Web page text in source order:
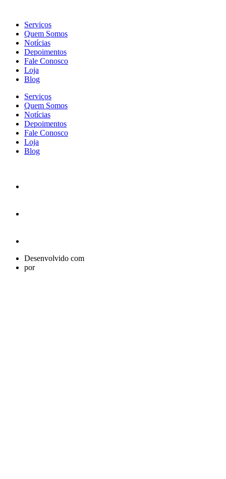
Serviços
Quem Somos
Notícias
Depoimentos
Fale Conosco
Loja
Blog
Serviços
Quem Somos
Notícias
Depoimentos
Fale Conosco
Loja
Blog
Desenvolvido com
por